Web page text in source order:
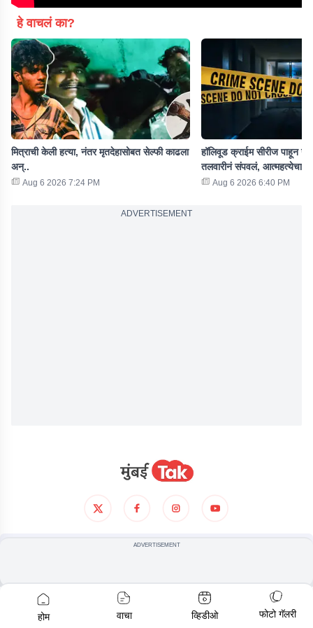
हे वाचलं का?
मित्राची केली हत्या, नंतर मृतदेहासोबत सेल्फी काढला
अन्..
Aug 6 2026 7:24 PM
हॉलिवूड क्राईम सीरीज पाहून
तलवारीनं संपवलं, आत्महत्येचा
Aug 6 2026 6:40 PM
ADVERTISEMENT
गोपनीयता धोरण
ADVERTISEMENT
होम वाचा व्हिडीओ फोटो गॅलरी